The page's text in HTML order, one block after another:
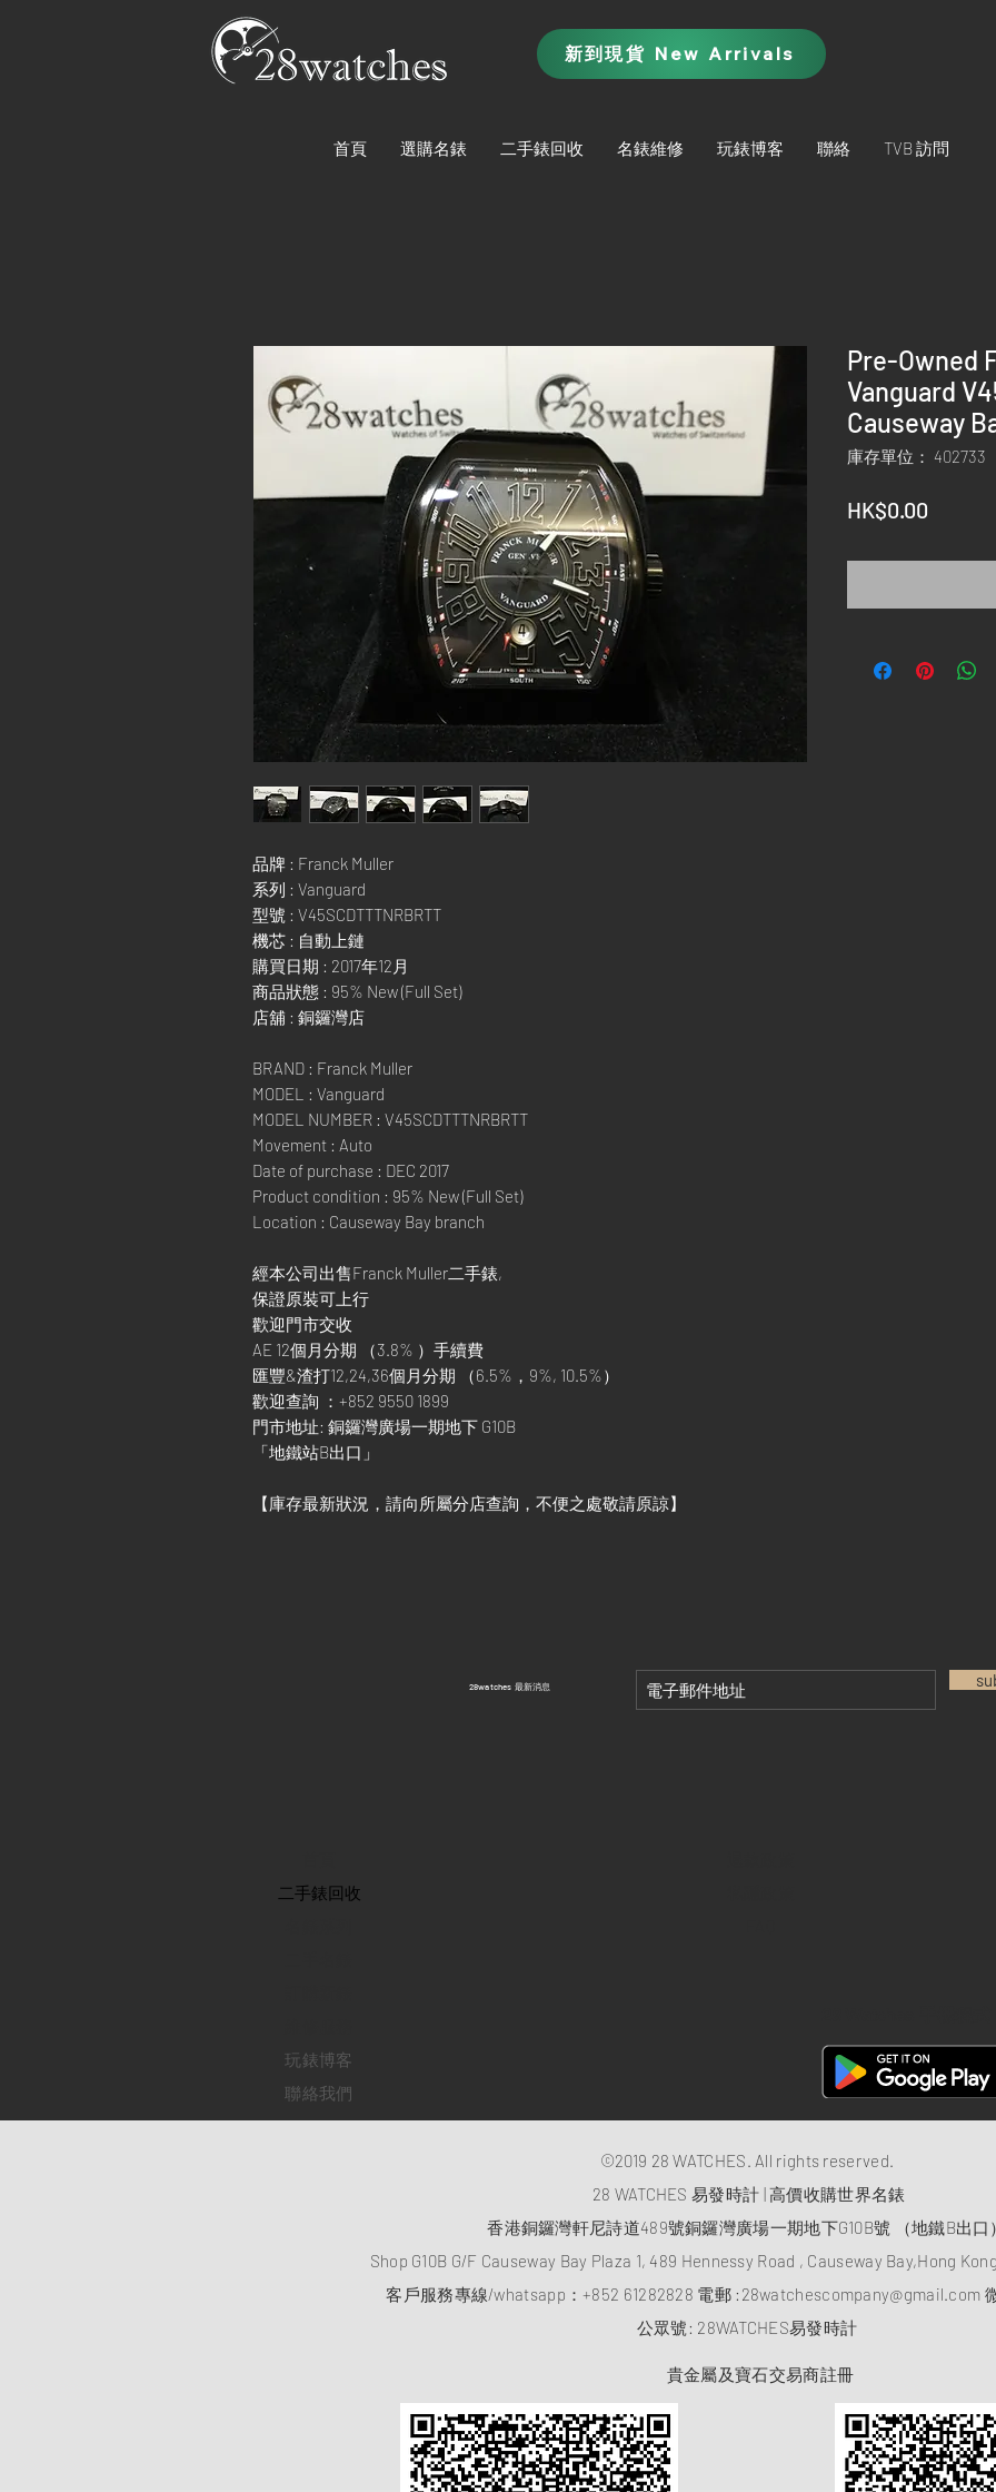
新到現貨 New Arrivals
首頁 選購名錶 二手錶回收 名錶維修 玩錶博客 聯絡 TVB 訪問
品牌 : Franck Muller
系列 : Vanguard
型號 : V45SCDTTTNRBRTT
機芯 : 自動上鏈
購買日期 : 2017年12月
商品狀態 : 95% New (Full Set)
店舖 : 銅鑼灣店
BRAND : Franck Muller
MODEL : Vanguard
MODEL NUMBER : V45SCDTTTNRBRTT
Movement : Auto
Date of purchase : DEC 2017
Product condition : 95% New (Full Set)
Location : Causeway Bay branch
經本公司出售Franck Muller二手錶,
保證原裝可上行
歡迎門市交收
AE 12個月分期 （3.8% ）手續費
匯豐&渣打12,24,36個月分期 （6.5%，9%, 10.5%）
歡迎查詢 ：+852 9550 1899
門市地址: 銅鑼灣廣場一期地下 G10B
「地鐵站B出口」
【庫存最新狀況，請向所屬分店查詢，不便之處敬請原諒】
Pre-Owned
Vanguard
Causeway
庫存單位： 402733
HK$0.00
​28watches 最新消息
​二手錶回收
玩錶博客
聯絡我們
©2019 28 WATCHES. All rights reserved.
28 WATCHES 易發時計 | 高價收購世界名錶
香港銅鑼灣軒尼詩道489號銅鑼灣廣場一期地下G10B號 （地鐵B出口
Shop G10B G/F Causeway Bay Plaza 1, 489 Hennessy Road , Causeway Bay,Hong
客戶服務專線/whatsapp：+852 61282828 電郵 : 28watchescompany@gmail.com
​公眾號: 28WATCHES易發時計
貴金屬及寶石交易商註冊